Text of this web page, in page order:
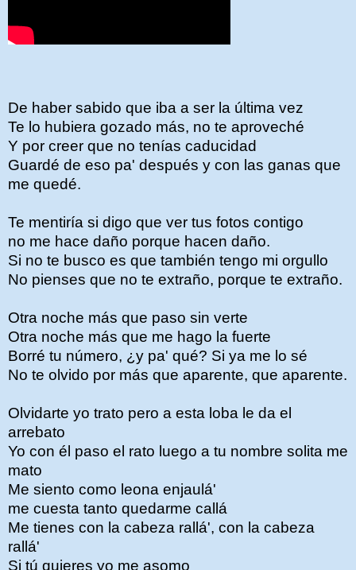
De haber sabido que iba a ser la última vez
Te lo hubiera gozado más, no te aproveché
Y por creer que no tenías caducidad
Guardé de eso pa' después y con las ganas que
me quedé.
Te mentiría si digo que ver tus fotos contigo
no me hace daño porque hacen daño.
Si no te busco es que también tengo mi orgullo
No pienses que no te extraño, porque te extraño.
Otra noche más que paso sin verte
Otra noche más que me hago la fuerte
Borré tu número, ¿y pa' qué? Si ya me lo sé
No te olvido por más que aparente, que aparente.
Olvidarte yo trato pero a esta loba le da el
arrebato
Yo con él paso el rato luego a tu nombre solita me
mato
Me siento como leona enjaulá'
me cuesta tanto quedarme callá
Me tienes con la cabeza rallá', con la cabeza
rallá'
Si tú quieres yo me asomo